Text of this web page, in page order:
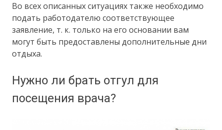
Во всех описанных ситуациях также необходимо
подать работодателю соответствующее
заявление, т. к. только на его основании вам
могут быть предоставлены дополнительные дни
отдыха.
Нужно ли брать отгул для
посещения врача?